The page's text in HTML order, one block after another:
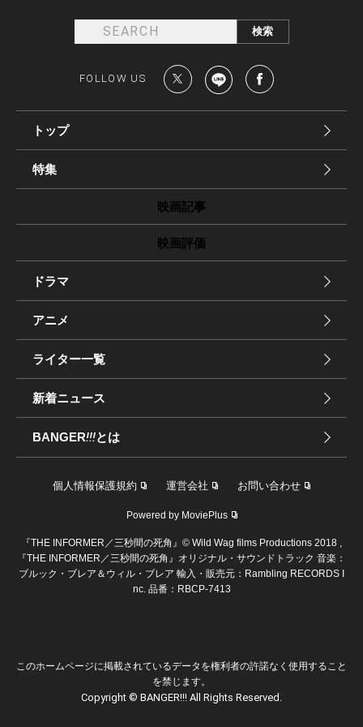
FOLLOW US
トップ
特集
映画記事
映画評価
ドラマ
アニメ
ライター一覧
新着ニュース
BANGER!!!とは
個人情報保護規約 運営会社 お問い合わせ
Powered by MoviePlus
『THE INFORMER／三秒間の死角』© Wild Wag films Productions 2018 ,
『THE INFORMER／三秒間の死角』オリジナル・サウンドトラック 音楽：
ブルック・ブレア＆ウィル・ブレア 輸入・販売元：Rambling RECORDS I
nc. 品番：RBCP-7413
このホームページに掲載されているデータを権利者の許諾なく使用すること
を禁じます。
Copyright © BANGER!!! All Rights Reserved.